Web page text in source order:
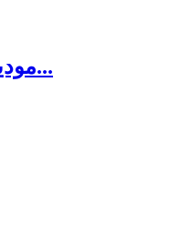
موديول حساس نبضات قلب...